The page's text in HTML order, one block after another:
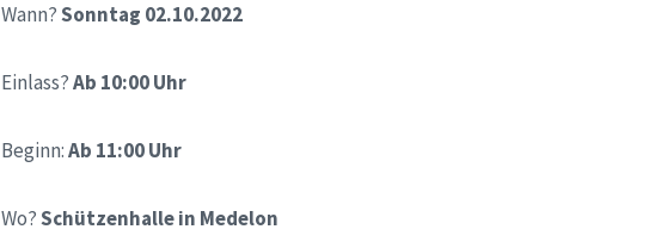
Wann?Sonntag 02.10.2022
Einlass?Ab 10:00 Uhr
Beginn:Ab 11:00 Uhr
Wo?Schützenhalle in Medelon